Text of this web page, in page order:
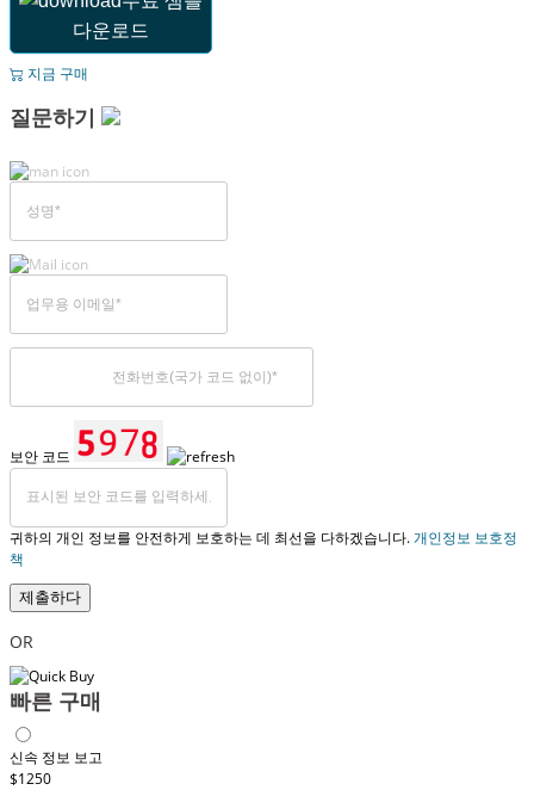
다운로드
지금 구매
질문하기
보안 코드
귀하의 개인 정보를 안전하게 보호하는 데 최선을 다하겠습니다.개인정보 보호정
책
제출하다
OR
빠른 구매
신속 정보 보고
$1250